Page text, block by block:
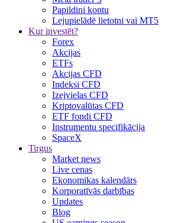
Papildini kontu
Lejupielādē lietotni vai MT5
Kur investēt?
Forex
Akcijas
ETFs
Akcijas CFD
Indeksi CFD
Izejvielas CFD
Kriptovalūtas CFD
ETF fondi CFD
Instrumentu specifikācija
SpaceX
Tirgus
Market news
Live cenas
Ekonomikas kalendārs
Korporatīvās darbības
Updates
Blog